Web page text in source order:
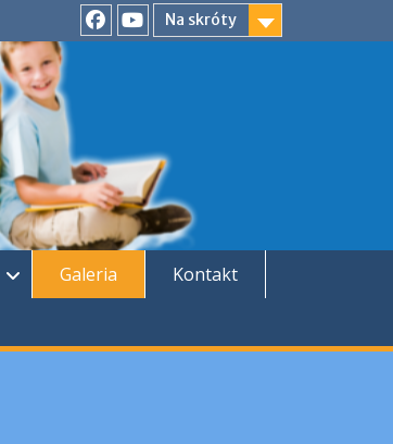
Na skróty
FacebookYouTube
Galeria
Kontakt